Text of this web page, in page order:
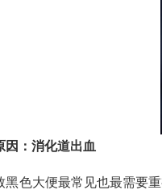
因：消化道出血
黑色大便最常见也最需要